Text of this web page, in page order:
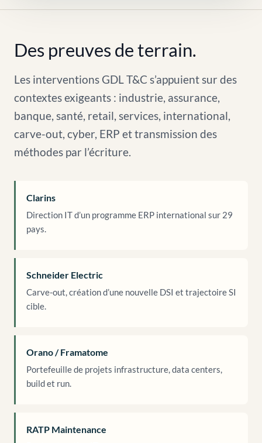
Des preuves de terrain.
Les interventions GDL T&C s’appuient sur des
contextes exigeants : industrie, assurance,
banque, santé, retail, services, international,
carve-out, cyber, ERP et transmission des
méthodes par l’écriture.
Clarins
Direction IT d’un programme ERP international sur 29
pays.
Schneider Electric
Carve-out, création d’une nouvelle DSI et trajectoire SI
cible.
Orano / Framatome
Portefeuille de projets infrastructure, data centers,
build et run.
RATP Maintenance